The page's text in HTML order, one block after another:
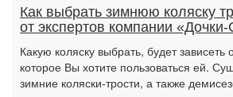
Как выбрать зимнюю коляску
от экспертов компании
Какую коляску выбрать, будет зависеть
которое Вы хотите пользоваться ей.
зимние коляски-трости, а также